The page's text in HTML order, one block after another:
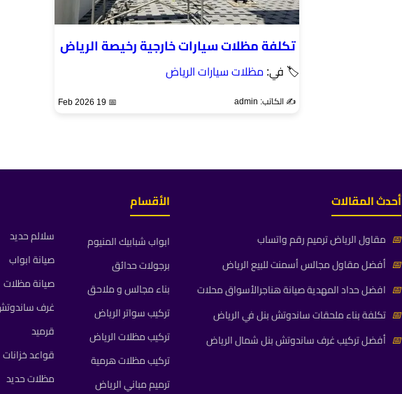
تكلفة مظلات سيارات خارجية رخيصة الرياض
🏷 في: مظلات سيارات الرياض
✍️ الكاتب: admin 📅 19 Feb 2026
أحدث المقالات
📅 مقاول الرياض ترميم رقم واتساب
📅 أفضل مقاول مجالس أسمنت للبيع الرياض
📅 افضل حداد المهدية صيانة هناجرالأسواق محلات
📅 تكلفة بناء ملحقات ساندوتش بنل في الرياض
📅 أفضل تركيب غرف ساندوتش بنل شمال الرياض
الأقسام
ابواب شبابيك المنيوم
برجولات حدائق
بناء مجالس و ملاحق
تركيب سواتر الرياض
تركيب مظلات الرياض
تركيب مظلات هرمية
ترميم مباني الرياض
سلالم حديد
صيانة ابواب
صيانة مظلات
غرف
قرميد
قواعد خزانات
مظلات حديد